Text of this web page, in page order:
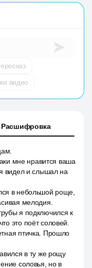
видео
Расшифровка
мне нравится ваша
видел и слышал на
в небольшой роще,
мелодия.
я подключился к
это поёт соловей.
птичка. Прошло
в ту же рощу
соловья, но в